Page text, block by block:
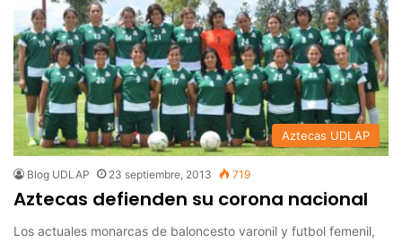
Aztecas UDLAP
Blog UDLAP 23 septiembre, 2013 719
Aztecas defienden su corona nacional
Los actuales monarcas de baloncesto varonil y futbol femenil,